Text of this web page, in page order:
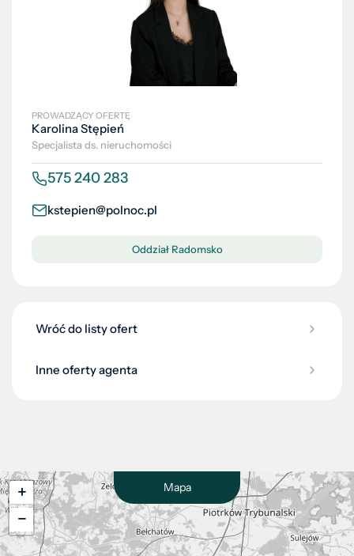
PROWADZĄCY OFERTĘ
Karolina Stępień
Specjalista ds. nieruchomości
575 240 283
kstepien@polnoc.pl
Oddział Radomsko
Wróć do listy ofert
Inne oferty agenta
Mapa
+
−